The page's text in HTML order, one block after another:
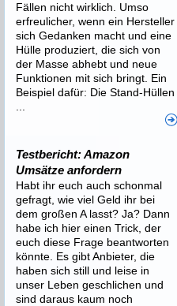
Fällen nicht wirklich. Umso
erfreulicher, wenn ein Hersteller
sich Gedanken macht und eine
Hülle produziert, die sich von
der Masse abhebt und neue
Funktionen mit sich bringt. Ein
Beispiel dafür: Die Stand-Hüllen
Testbericht: Amazon
Umsätze anfordern
Habt ihr euch auch schonmal
gefragt, wie viel Geld ihr bei
dem großen A lasst? Ja? Dann
habe ich hier einen Trick, der
euch diese Frage beantworten
könnte. Es gibt Anbieter, die
haben sich still und leise in
unser Leben geschlichen und
sind daraus kaum noch